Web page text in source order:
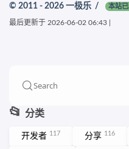
Search
📂 分类
开发者 117 分享 116
© 2011 - 2026 一极乐 / 本站
最后更新于 2026-06-02 06:43